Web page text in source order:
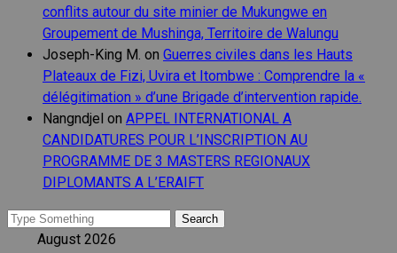
conflits autour du site minier de Mukungwe en
Groupement de Mushinga, Territoire de Walungu
Joseph-King M. on Guerres civiles dans les Hauts
Plateaux de Fizi, Uvira et Itombwe : Comprendre la «
délégitimation » d’une Brigade d’intervention rapide.
Nangndjel on APPEL INTERNATIONAL A
CANDIDATURES POUR L’INSCRIPTION AU
PROGRAMME DE 3 MASTERS REGIONAUX
DIPLOMANTS A L’ERAIFT
Search
August 2026